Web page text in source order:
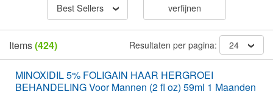
Best Sellers verfijnen
Items(424) Resultaten per pagina: 24
MINOXIDIL 5% FOLIGAIN HAAR HERGROEI
BEHANDELING Voor Mannen (2 fl oz) 59ml 1 Maanden